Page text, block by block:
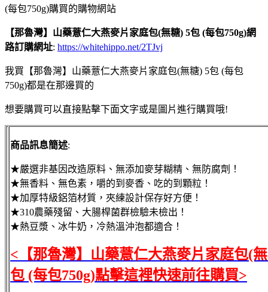
(每包750g)購買的購物網站
【那魯灣】山藥薏仁大燕麥片家庭包(無糖) 5包 (每包750g)網
路訂購網址: https://whitehippo.net/2TJvj
我買【那魯灣】山藥薏仁大燕麥片家庭包(無糖) 5包 (每包
750g)都是在那邊買的
想要購買可以直接點擊下面文字或是圖片進行購買哦!
商品訊息簡述:
★嚴選非基因改造原料、無添加麥芽糊精、無防腐劑！
★無香料、無色素，嚼的到麥香、吃的到顆粒！
★加厚特級鋁箔材質，夾練設計保存好方便！
★310農藥殘留、大腸桿菌群檢驗未檢出！
★熱豆漿、冰牛奶，冷熱溫沖泡都適合！
<【那魯灣】山藥薏仁大燕麥片家庭包(
包 (每包750g)點擊這裡快速前往購買>